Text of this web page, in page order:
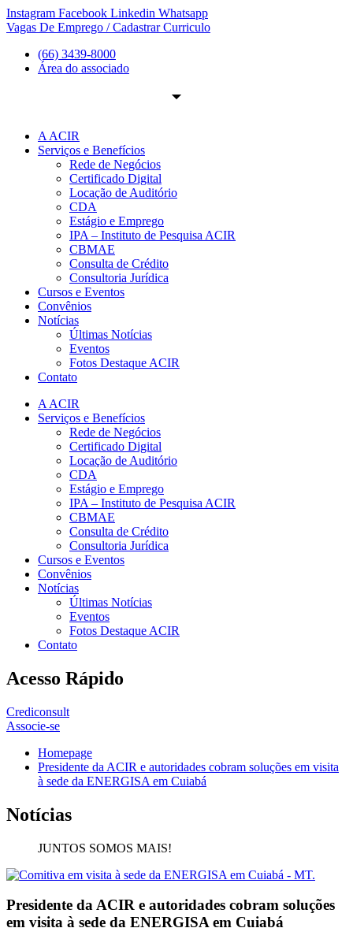
Ir
para
conteúdo
Instagram Facebook Linkedin Whatsapp
Vagas De Emprego / Cadastrar Curriculo
(66) 3439-8000
Área do associado
A ACIR
Serviços e Benefícios
Rede de Negócios
Certificado Digital
Locação de Auditório
CDA
Estágio e Emprego
IPA – Instituto de Pesquisa ACIR
CBMAE
Consulta de Crédito
Consultoria Jurídica
Cursos e Eventos
Convênios
Notícias
Últimas Notícias
Eventos
Fotos Destaque ACIR
Contato
A ACIR
Serviços e Benefícios
Rede de Negócios
Certificado Digital
Locação de Auditório
CDA
Estágio e Emprego
IPA – Instituto de Pesquisa ACIR
CBMAE
Consulta de Crédito
Consultoria Jurídica
Cursos e Eventos
Convênios
Notícias
Últimas Notícias
Eventos
Fotos Destaque ACIR
Contato
Acesso Rápido
Crediconsult
Associe-se
Homepage
Presidente da ACIR e autoridades cobram soluções em visita
à sede da ENERGISA em Cuiabá
Notícias
JUNTOS SOMOS MAIS!
Presidente da ACIR e autoridades cobram soluções
em visita à sede da ENERGISA em Cuiabá